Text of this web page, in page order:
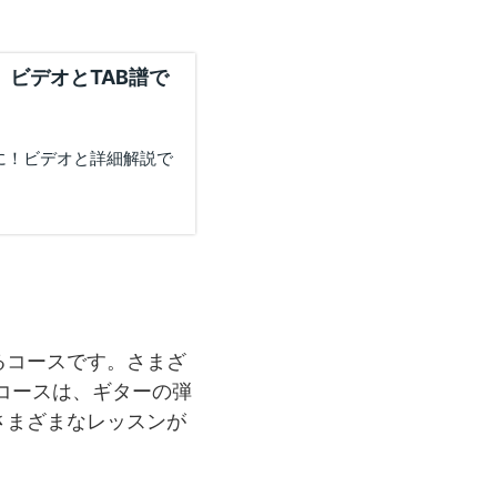
ビデオとTAB譜で
ビデオと詳細解説で
ースです。さまざ
ースは、ギターの弾
ざまなレッスンが